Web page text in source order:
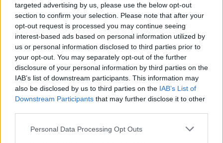
targeted advertising by us, please use the below opt-out
section to confirm your selection. Please note that after your
opt-out request is processed you may continue seeing
interest-based ads based on personal information utilized by
us or personal information disclosed to third parties prior to
your opt-out. You may separately opt-out of the further
disclosure of your personal information by third parties on the
IAB’s list of downstream participants. This information may
also be disclosed by us to third parties on the IAB’s List of
Downstream Participants that may further disclose it to other
Personal Data Processing Opt Outs
-Opciones Recomendadas:
Estuche de corcho plegable
8.99€
Comprar
Estuche Semi-rígido Natural
12.99€
Comprar
✔ Garantía de sasisfacción:
Devoluciones fáciles